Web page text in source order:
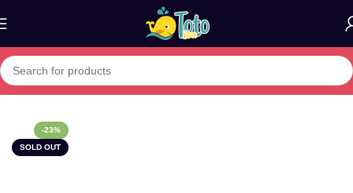
Home»Boutique»BABY PUR Lingettes
-23%
SOLD OUT